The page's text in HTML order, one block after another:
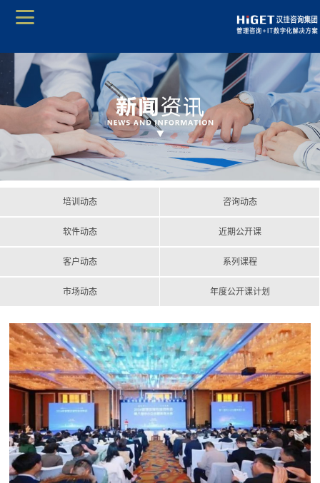
培训动态 咨询动态
软件动态 近期公开课
客户动态 系列课程
市场动态 年度公开课计划